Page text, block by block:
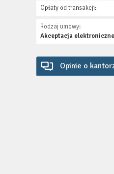
Opłaty od transakcji:
Rodzaj umowy:
Akceptacja
Opinie o